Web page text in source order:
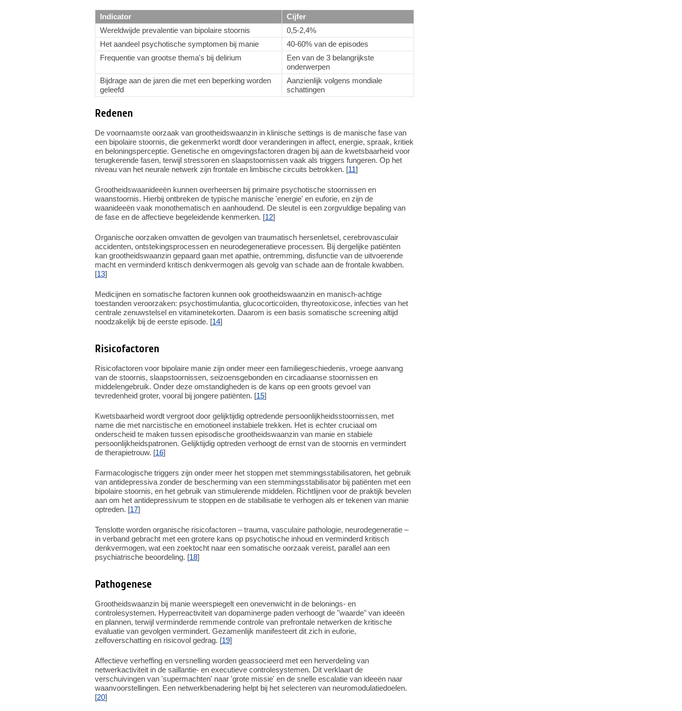
Indicator
Cijfer
Wereldwijde prevalentie van bipolaire stoornis
0,5-2,4%
Het aandeel psychotische symptomen bij manie
40-60% van de episodes
Frequentie van grootse thema's bij delirium
Een van de 3 belangrijkste
onderwerpen
Bijdrage aan de jaren die met een beperking worden
geleefd
Aanzienlijk volgens mondiale
schattingen
Redenen
De voornaamste oorzaak van grootheidswaanzin in klinische settings is de manische fase van
een bipolaire stoornis, die gekenmerkt wordt door veranderingen in affect, energie, spraak, kritiek
en beloningsperceptie. Genetische en omgevingsfactoren dragen bij aan de kwetsbaarheid voor
terugkerende fasen, terwijl stressoren en slaapstoornissen vaak als triggers fungeren. Op het
niveau van het neurale netwerk zijn frontale en limbische circuits betrokken. [11]
Grootheidswaanideeën kunnen overheersen bij primaire psychotische stoornissen en
waanstoornis. Hierbij ontbreken de typische manische 'energie' en euforie, en zijn de
waanideeën vaak monothematisch en aanhoudend. De sleutel is een zorgvuldige bepaling van
de fase en de affectieve begeleidende kenmerken. [12]
Organische oorzaken omvatten de gevolgen van traumatisch hersenletsel, cerebrovasculair
accidenten, ontstekingsprocessen en neurodegeneratieve processen. Bij dergelijke patiënten
kan grootheidswaanzin gepaard gaan met apathie, ontremming, disfunctie van de uitvoerende
macht en verminderd kritisch denkvermogen als gevolg van schade aan de frontale kwabben.
[13]
Medicijnen en somatische factoren kunnen ook grootheidswaanzin en manisch-achtige
toestanden veroorzaken: psychostimulantia, glucocorticoïden, thyreotoxicose, infecties van het
centrale zenuwstelsel en vitaminetekorten. Daarom is een basis somatische screening altijd
noodzakelijk bij de eerste episode. [14]
Risicofactoren
Risicofactoren voor bipolaire manie zijn onder meer een familiegeschiedenis, vroege aanvang
van de stoornis, slaapstoornissen, seizoensgebonden en circadiaanse stoornissen en
middelengebruik. Onder deze omstandigheden is de kans op een groots gevoel van
tevredenheid groter, vooral bij jongere patiënten. [15]
Kwetsbaarheid wordt vergroot door gelijktijdig optredende persoonlijkheidsstoornissen, met
name die met narcistische en emotioneel instabiele trekken. Het is echter cruciaal om
onderscheid te maken tussen episodische grootheidswaanzin van manie en stabiele
persoonlijkheidspatronen. Gelijktijdig optreden verhoogt de ernst van de stoornis en vermindert
de therapietrouw. [16]
Farmacologische triggers zijn onder meer het stoppen met stemmingsstabilisatoren, het gebruik
van antidepressiva zonder de bescherming van een stemmingsstabilisator bij patiënten met een
bipolaire stoornis, en het gebruik van stimulerende middelen. Richtlijnen voor de praktijk bevelen
aan om het antidepressivum te stoppen en de stabilisatie te verhogen als er tekenen van manie
optreden. [17]
Tenslotte worden organische risicofactoren – trauma, vasculaire pathologie, neurodegeneratie –
in verband gebracht met een grotere kans op psychotische inhoud en verminderd kritisch
denkvermogen, wat een zoektocht naar een somatische oorzaak vereist, parallel aan een
psychiatrische beoordeling. [18]
Pathogenese
Grootheidswaanzin bij manie weerspiegelt een onevenwicht in de belonings- en
controlesystemen. Hyperreactiviteit van dopaminerge paden verhoogt de "waarde" van ideeën
en plannen, terwijl verminderde remmende controle van prefrontale netwerken de kritische
evaluatie van gevolgen vermindert. Gezamenlijk manifesteert dit zich in euforie,
zelfoverschatting en risicovol gedrag. [19]
Affectieve verheffing en versnelling worden geassocieerd met een herverdeling van
netwerkactiviteit in de saillantie- en executieve controlesystemen. Dit verklaart de
verschuivingen van 'supermachten' naar 'grote missie' en de snelle escalatie van ideeën naar
waanvoorstellingen. Een netwerkbenadering helpt bij het selecteren van neuromodulatiedoelen.
[20]